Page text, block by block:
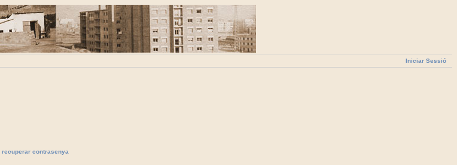
Iniciar Sessió
recuperar contrasenya